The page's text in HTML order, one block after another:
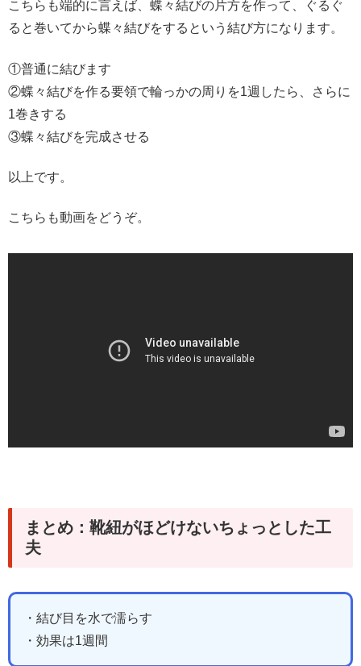
こちらも端的に言えば、蝶々結びの片方を作って、ぐるぐ
ると巻いてから蝶々結びをするという結び方になります。
①普通に結びます
②蝶々結びを作る要領で輪っかの周りを1週したら、さらに
1巻きする
③蝶々結びを完成させる
以上です。
こちらも動画をどうぞ。
まとめ：靴紐がほどけないちょっとした工
夫
・結び目を水で濡らす
・効果は1週間